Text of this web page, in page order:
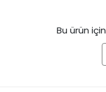
Bu ürün